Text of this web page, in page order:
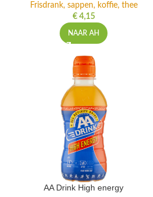
Frisdrank, sappen, koffie, thee
€4,15
NAAR AH
AA Drink High energy